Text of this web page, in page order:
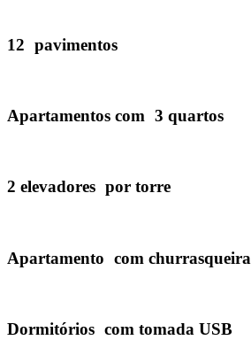
12 pavimentos
Apartamentos com 3 quartos
2 elevadores por torre
Apartamento com churrasqueira
Dormitórios com tomada USB